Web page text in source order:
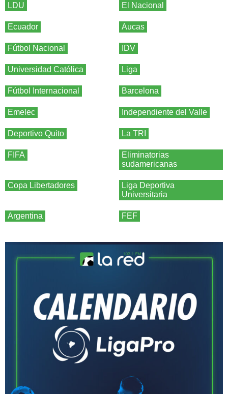
LDU El Nacional
Ecuador Aucas
Fútbol Nacional IDV
Universidad Católica Liga
Fútbol Internacional Barcelona
Emelec Independiente del Valle
Deportivo Quito La TRI
FIFA
Eliminatorias
sudamericanas
Copa Libertadores
Liga Deportiva
Universitaria
Argentina FEF